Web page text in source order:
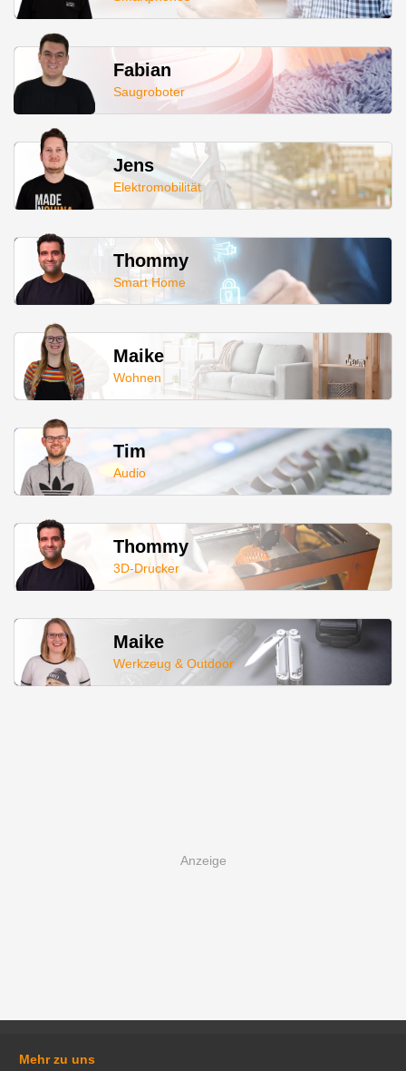
Fabian
Saugroboter
Jens
Elektromobilität
Thommy
Smart Home
Maike
Wohnen
Tim
Audio
Thommy
3D-Drucker
Maike
Werkzeug & Outdoor
Mehr zu uns